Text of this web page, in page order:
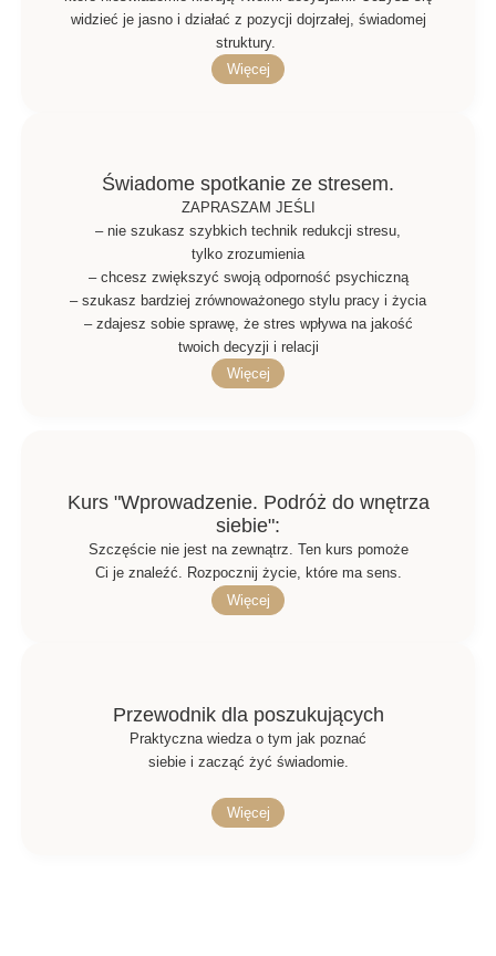
widzieć je jasno i działać z pozycji dojrzałej, świadomej
struktury.
Więcej
Świadome spotkanie ze stresem.
ZAPRASZAM JEŚLI
– nie szukasz szybkich technik redukcji stresu,
tylko zrozumienia
– chcesz zwiększyć swoją odporność psychiczną
– szukasz bardziej zrównoważonego stylu pracy i życia
– zdajesz sobie sprawę, że stres wpływa na jakość
twoich decyzji i relacji
Więcej
Kurs "Wprowadzenie. Podróż do wnętrza
siebie":
Szczęście nie jest na zewnątrz. Ten kurs pomoże
Ci je znaleźć. Rozpocznij życie, które ma sens.
Więcej
Przewodnik dla poszukujących
Praktyczna wiedza o tym jak poznać
siebie i zacząć żyć świadomie.
Więcej